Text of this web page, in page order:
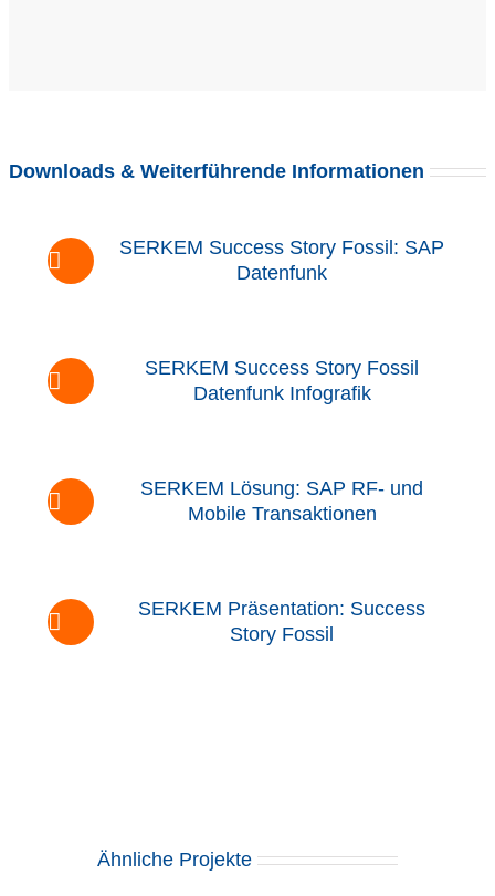
Downloads & Weiterführende Informationen
SERKEM Success Story Fossil: SAP
Datenfunk
SERKEM Success Story Fossil
Datenfunk Infografik
SERKEM Lösung: SAP RF- und
Mobile Transaktionen
SERKEM Präsentation: Success
Story Fossil
Ähnliche Projekte